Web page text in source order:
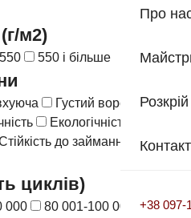
Про
Розкрій
+38 097-
м2)
550 і більше
Густий ворс
Екологічність
до займання
циклів)
000
80 001-100 000